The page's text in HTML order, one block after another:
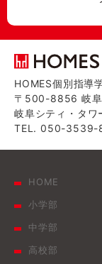
HOMES個別指導
〒500-8856 岐
岐阜シティ・タ
TEL. 050-3539-
HOME
小学部
中学部
高校部